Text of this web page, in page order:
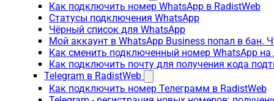
Как подключить номер WhatsApp в RadistWeb
Статусы подключения WhatsApp
Чёрный список для WhatsApp
Мой аккаунт в WhatsApp Business попал в бан.
Как сменить подключенный номер WhatsApp на
Как подключить почту для получения кода
Telegram в RadistWeb
Как подключить номер Телеграмм в RadistWeb